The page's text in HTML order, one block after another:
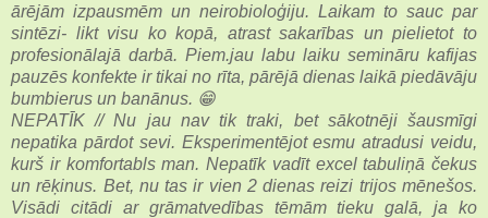
ārējām izpausmēm un neirobioloģiju. Laikam to sauc par
sintēzi- likt visu ko kopā, atrast sakarības un pielietot to
profesionālajā darbā. Piem.jau labu laiku semināru kafijas
pauzēs konfekte ir tikai no rīta, pārējā dienas laikā piedāvāju
bumbierus un banānus. 😁
NEPATĪK // Nu jau nav tik traki, bet sākotnēji šausmīgi
nepatika pārdot sevi. Eksperimentējot esmu atradusi veidu,
kurš ir komfortabls man. Nepatīk vadīt excel tabuliņā čekus
un rēķinus. Bet, nu tas ir vien 2 dienas reizi trijos mēnešos.
Visādi citādi ar grāmatvedības tēmām tieku galā, ja ko